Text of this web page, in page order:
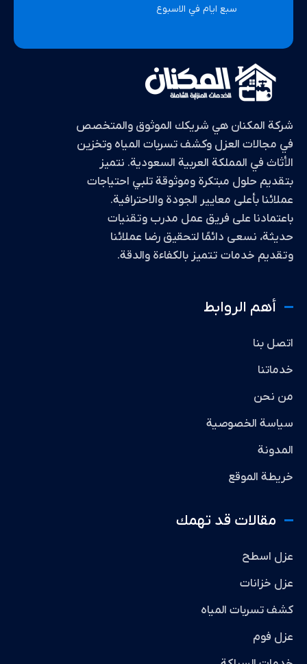
سبع ايام في الاسبوع
شركة المكنان هي شريكك الموثوق والمتخصص
في مجالات العزل وكشف تسربات المياه وتخزين
الأثاث في المملكة العربية السعودية. نتميز
بتقديم حلول مبتكرة وموثوقة تلبي احتياجات
عملائنا بأعلى معايير الجودة والاحترافية.
باعتمادنا على فريق عمل مدرب وتقنيات
حديثة، نسعى دائمًا لتحقيق رضا عملائنا
وتقديم خدمات تتميز بالكفاءة والدقة.
أهم الروابط
اتصل بنا
خدماتنا
من نحن
سياسة الخصوصية
المدونة
خريطة الموقع
مقالات قد تهمك
عزل اسطح
عزل خزانات
كشف تسربات المياه
عزل فوم